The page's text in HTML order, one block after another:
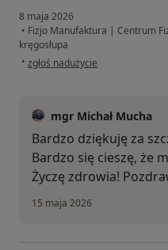
8 maja 2026
• Fizjo Manufaktura | Centrum
kręgosłupa
• w opinii użytkownika Krystian
zgłoś nadużycie
mgr Michał Mucha
Bardzo dziękuję za
Bardzo się cieszę, że
Życzę zdrowia!
15 maja 2026